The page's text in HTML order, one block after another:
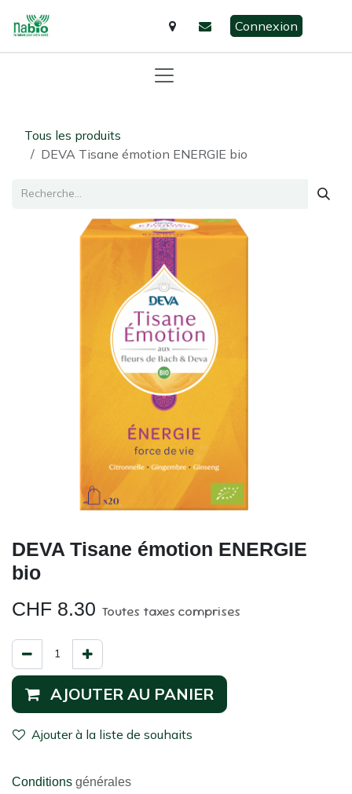
Connexion
Tous les produits
DEVA Tisane émotion ENERGIE bio
DEVA Tisane émotion ENERGIE
bio
CHF 8.30 Toutes taxes comprises
AJOUTER AU PANIER
Ajouter à la liste de souhaits
Conditions générales